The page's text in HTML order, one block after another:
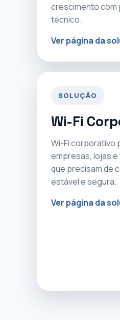
crescimento com
técnico.
Ver página da
SOLUÇÃO
Wi-Fi
Wi-Fi corporativo
empresas, lojas e
que precisam de
estável e segura.
Ver página da